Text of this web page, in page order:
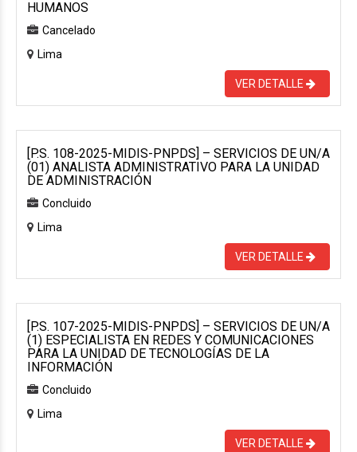
HUMANOS
Cancelado
Lima
VER DETALLE
[P.S. 108-2025-MIDIS-PNPDS] – SERVICIOS DE UN/A
(01) ANALISTA ADMINISTRATIVO PARA LA UNIDAD
DE ADMINISTRACIÓN
Concluido
Lima
VER DETALLE
[P.S. 107-2025-MIDIS-PNPDS] – SERVICIOS DE UN/A
(1) ESPECIALISTA EN REDES Y COMUNICACIONES
PARA LA UNIDAD DE TECNOLOGÍAS DE LA
INFORMACIÓN
Concluido
Lima
VER DETALLE